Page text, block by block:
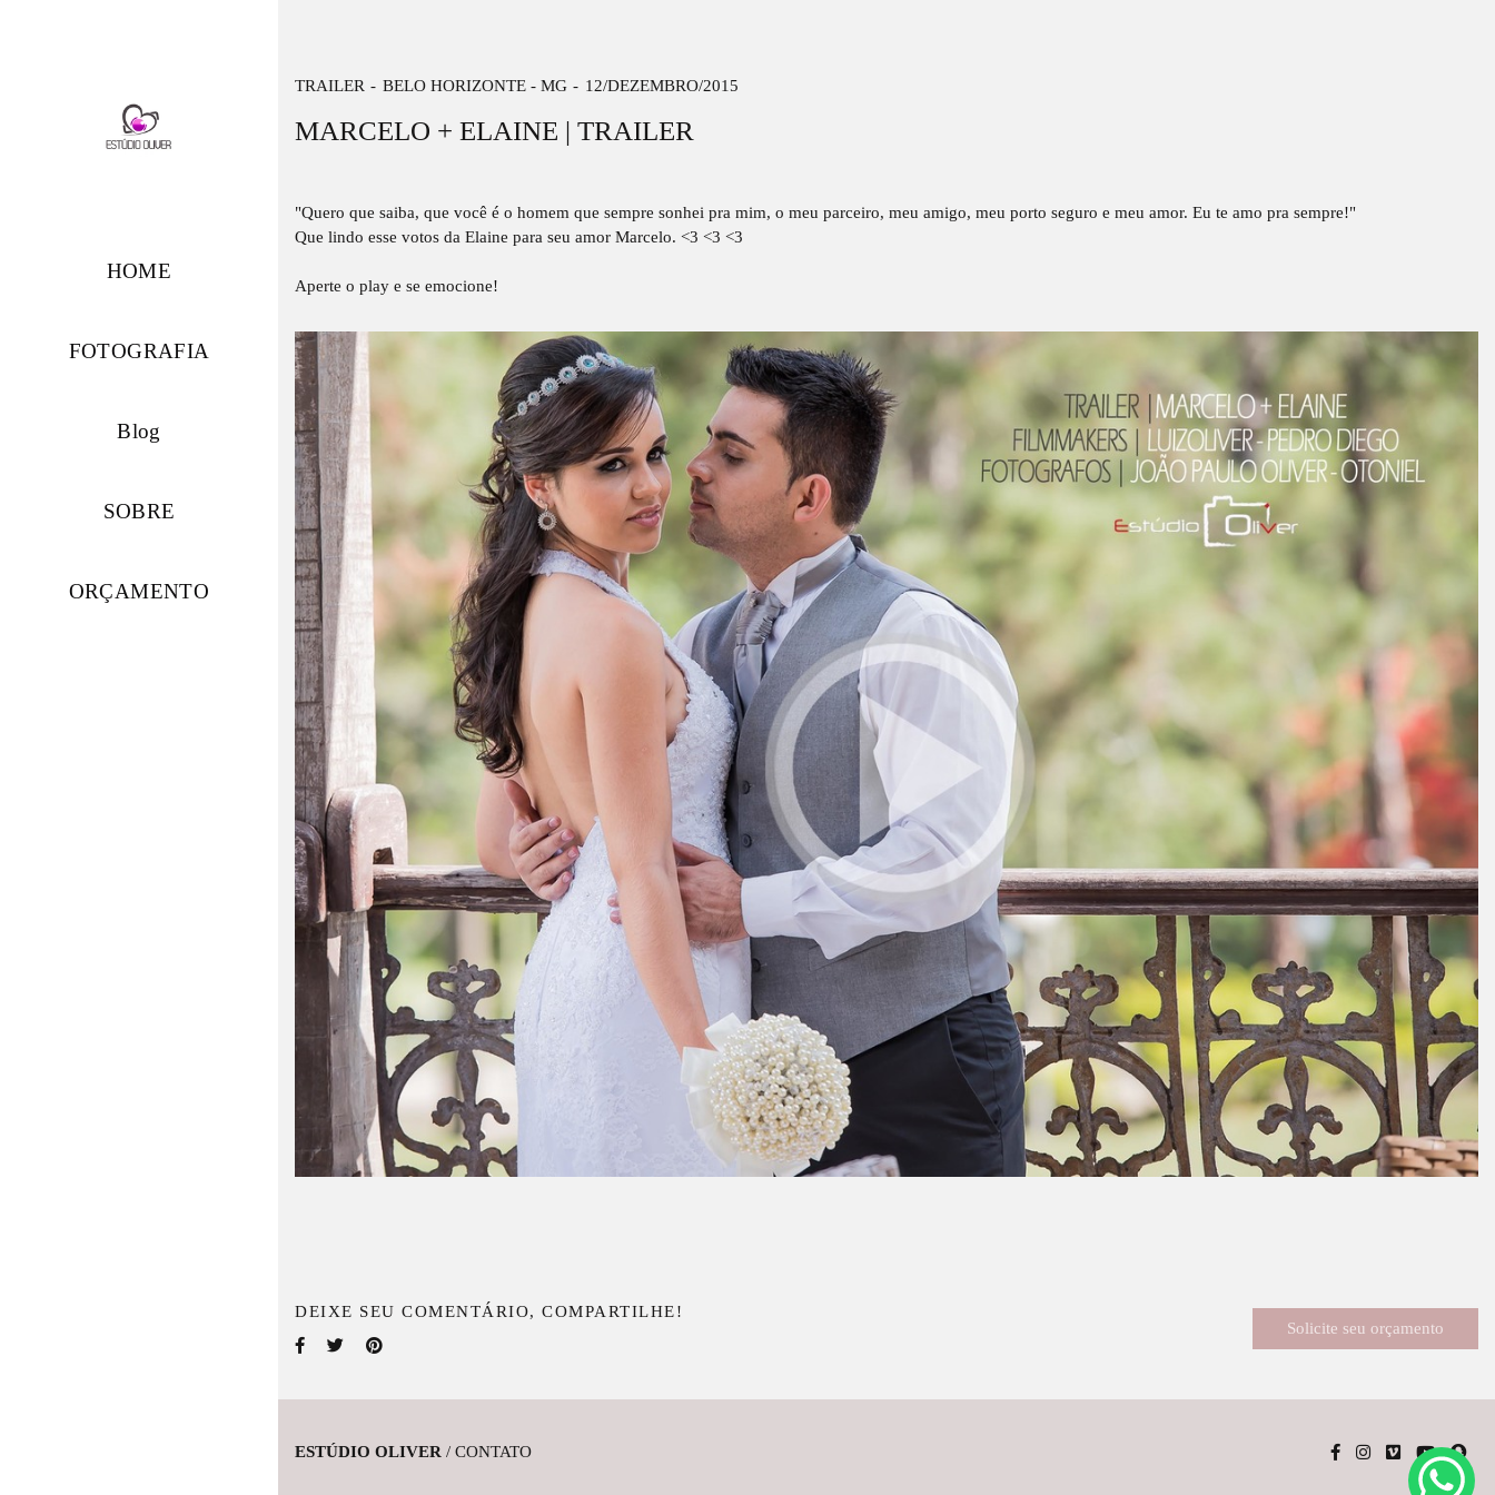
HOME
FOTOGRAFIA
Blog
SOBRE
ORÇAMENTO
TRAILER BELO HORIZONTE - MG 12/DEZEMBRO/2015
MARCELO + ELAINE | TRAILER
"Quero que saiba, que você é o homem que sempre sonhei pra mim, o meu parceiro, meu amigo, meu porto seguro e meu amor. Eu te amo pra sempre!"
Que lindo esse votos da Elaine para seu amor Marcelo. <3 <3 <3
Aperte o play e se emocione!
DEIXE SEU COMENTÁRIO, COMPARTILHE!
Solicite seu orçamento
ESTÚDIO OLIVER / CONTATO